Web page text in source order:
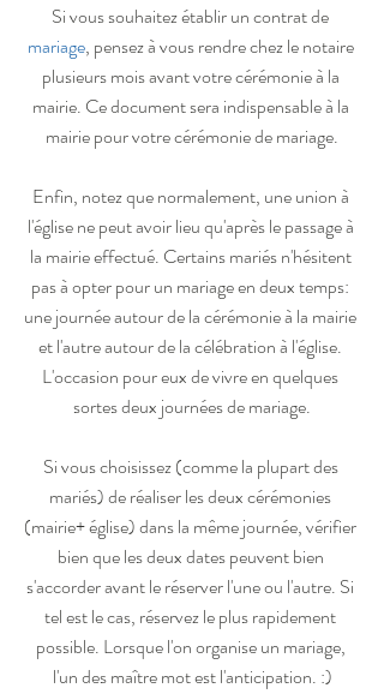
Si vous souhaitez établir un contrat de
mariage, pensez à vous rendre chez le notaire
plusieurs mois avant votre cérémonie à la
mairie. Ce document sera indispensable à la
mairie pour votre cérémonie de mariage.
Enfin, notez que normalement, une union à
l'église ne peut avoir lieu qu'après le passage à
la mairie effectué. Certains mariés n'hésitent
pas à opter pour un mariage en deux temps:
une journée autour de la cérémonie à la mairie
et l'autre autour de la célébration à l'église.
L'occasion pour eux de vivre en quelques
sortes deux journées de mariage.
Si vous choisissez (comme la plupart des
mariés) de réaliser les deux cérémonies
(mairie+ église) dans la même journée, vérifier
bien que les deux dates peuvent bien
s'accorder avant le réserver l'une ou l'autre. Si
tel est le cas, réservez le plus rapidement
possible. Lorsque l'on organise un mariage,
l'un des maître mot est l'anticipation. :)